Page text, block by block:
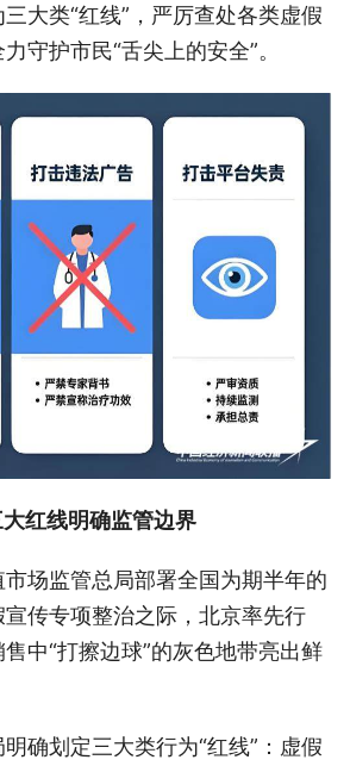
大类“红线”，严厉查处各类虚假
守护市民“舌尖上的安全”。
红线明确监管边界
场监管总局部署全国为期半年的
宣传专项整治之际，北京率先行
中“打擦边球”的灰色地带亮出鲜
确划定三大类行为“红线”：虚假